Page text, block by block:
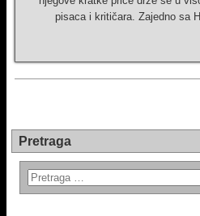
pisaca i kritičara. Zajedno sa
Pretraga